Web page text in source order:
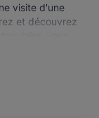
visite d'une
et découvrez
de 200 lacs
Cuenca,